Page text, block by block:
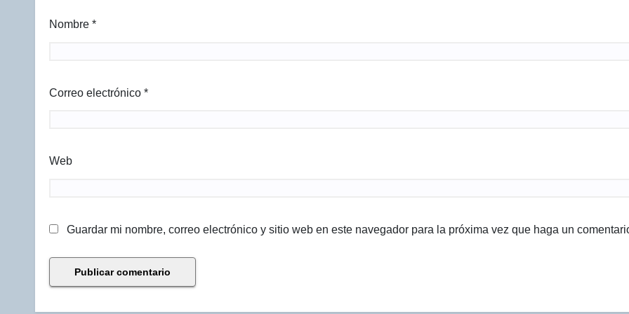
Nombre *
Correo electrónico *
Web
Guardar mi nombre, correo electrónico y sitio web en este navegador para la próxima vez que haga un